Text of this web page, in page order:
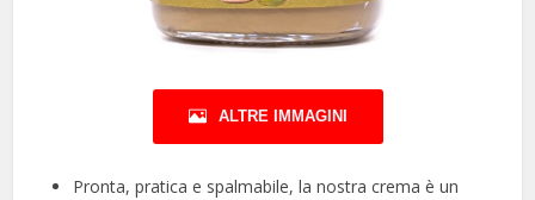
ALTRE IMMAGINI
Pronta, pratica e spalmabile, la nostra crema è un